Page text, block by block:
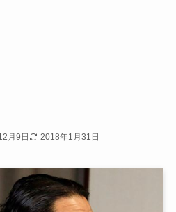
月9日 2018年1月31日